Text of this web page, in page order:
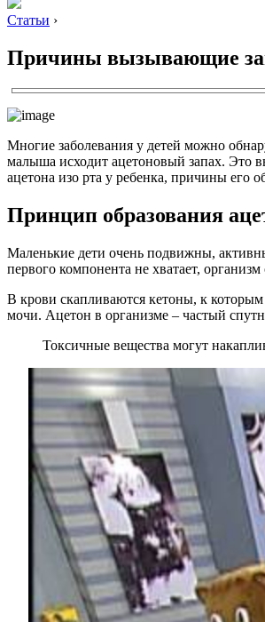
Статьи ›
Причины вызывающие
Многие заболевания у детей можно
малыша исходит ацетоновый запах. Это
ацетона изо рта у ребенка, причины его
Принцип образования
Маленькие дети очень подвижны,
первого компонента не хватает,
В крови скапливаются кетоны, к которым
мочи. Ацетон в организме – частый
Токсичные вещества могут